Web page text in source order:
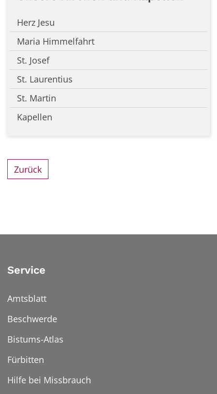
Herz Jesu
Maria Himmelfahrt
St. Josef
St. Laurentius
St. Martin
Kapellen
Zurück
Service
Amtsblatt
Beschwerde
Bistums-Atlas
Fürbitten
Hilfe bei Missbrauch